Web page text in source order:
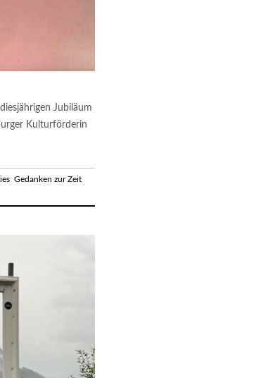
Jubiläum
Kulturförderin
Gedanken zur Zeit